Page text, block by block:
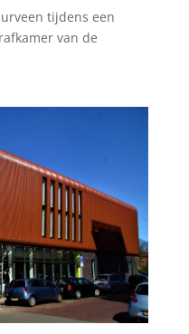
tijdens een
van de